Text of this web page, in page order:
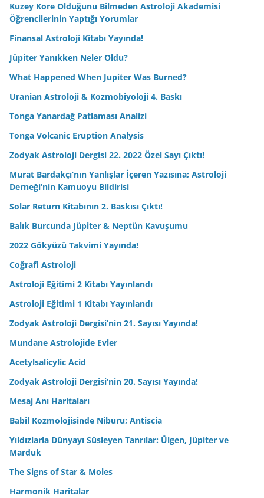
Kuzey Kore Olduğunu Bilmeden Astroloji Akademisi
Öğrencilerinin Yaptığı Yorumlar
Finansal Astroloji Kitabı Yayında!
Jüpiter Yanıkken Neler Oldu?
What Happened When Jupiter Was Burned?
Uranian Astroloji & Kozmobiyoloji 4. Baskı
Tonga Yanardağ Patlaması Analizi
Tonga Volcanic Eruption Analysis
Zodyak Astroloji Dergisi 22. 2022 Özel Sayı Çıktı!
Murat Bardakçı’nın Yanlışlar İçeren Yazısına; Astroloji
Derneği’nin Kamuoyu Bildirisi
Solar Return Kitabının 2. Baskısı Çıktı!
Balık Burcunda Jüpiter & Neptün Kavuşumu
2022 Gökyüzü Takvimi Yayında!
Coğrafi Astroloji
Astroloji Eğitimi 2 Kitabı Yayınlandı
Astroloji Eğitimi 1 Kitabı Yayınlandı
Zodyak Astroloji Dergisi’nin 21. Sayısı Yayında!
Mundane Astrolojide Evler
Acetylsalicylic Acid
Zodyak Astroloji Dergisi’nin 20. Sayısı Yayında!
Mesaj Anı Haritaları
Babil Kozmolojisinde Niburu; Antiscia
Yıldızlarla Dünyayı Süsleyen Tanrılar: Ülgen, Jüpiter ve
Marduk
The Signs of Star & Moles
Harmonik Haritalar